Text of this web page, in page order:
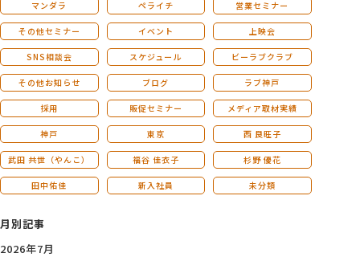
マンダラ ペライチ 営業セミナー
その他セミナー イベント 上映会
SNS相談会 スケジュール ビーラブクラブ
その他お知らせ ブログ ラブ神戸
採用 販促セミナー メディア取材実績
神戸 東京 西 良旺子
武田 共世（やんこ） 福谷 佳衣子 杉野 優花
田中佑佳 新入社員 未分類
月別記事
2026年7月